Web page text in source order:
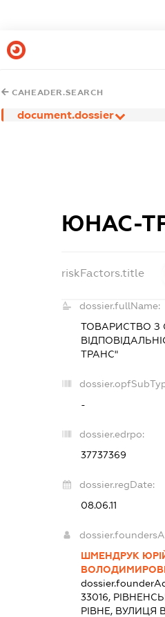
CAHEADER.SEARCH
document.dossier
ЮНАС-
riskFactors.title
dossier.fullName:
ТОВАРИСТВО
ТРАНС"
-
dossier.edrpo:
37737369
dossier.regDate:
08.06.11
ШМЕНДРУК
33016,
РІВНЕ, ВУЛИЦЯ